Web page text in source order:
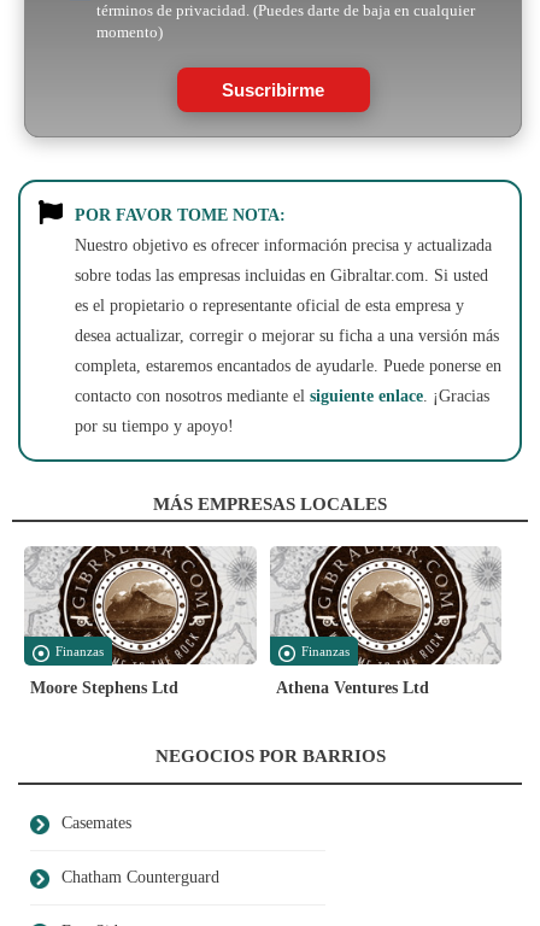
términos de privacidad. (Puedes darte de baja en cualquier
momento)
Suscribirme
POR FAVOR TOME NOTA:
Nuestro objetivo es ofrecer información precisa y actualizada
sobre todas las empresas incluidas en Gibraltar.com. Si usted
es el propietario o representante oficial de esta empresa y
desea actualizar, corregir o mejorar su ficha a una versión más
completa, estaremos encantados de ayudarle. Puede ponerse en
contacto con nosotros mediante el siguiente enlace. ¡Gracias
por su tiempo y apoyo!
MÁS EMPRESAS LOCALES
Finanzas
Moore Stephens Ltd
Finanzas
Athena Ventures Ltd
NEGOCIOS POR BARRIOS
Casemates
Chatham Counterguard